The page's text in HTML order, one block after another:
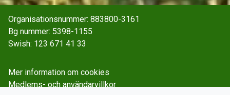
Organisationsnummer: 883800-3161
Bg nummer: 5398-1155
Swish: 123 671 41 33
Mer information om cookies
Medlems- och användarvillkor